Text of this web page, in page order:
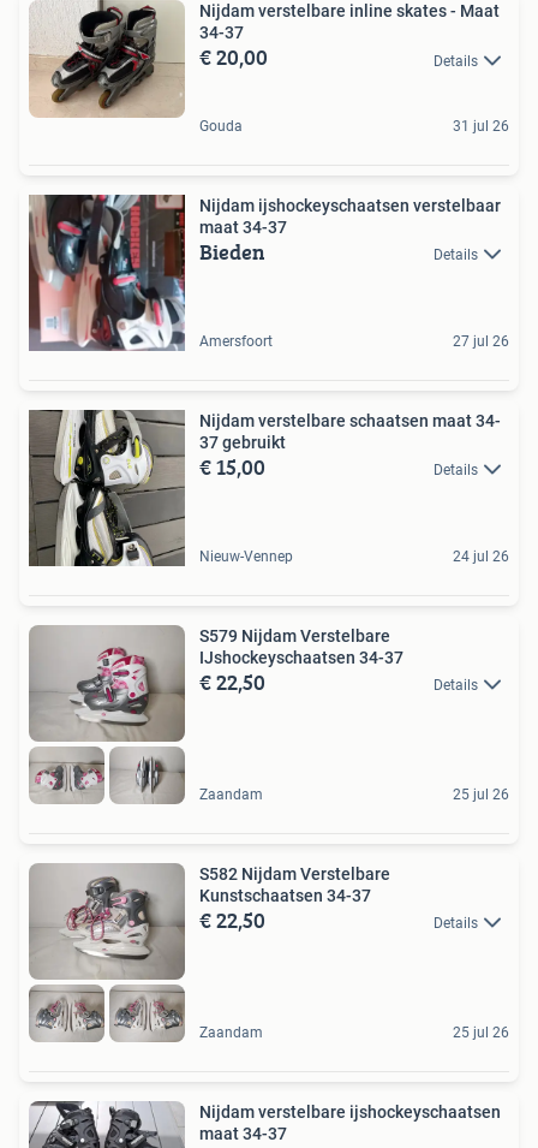
Nijdam verstelbare inline skates - Maat
34-37
€ 20,00 Details
Gouda 31 jul 26
Nijdam ijshockeyschaatsen verstelbaar
maat 34-37
Bieden Details
Amersfoort 27 jul 26
Nijdam verstelbare schaatsen maat 34-
37 gebruikt
€ 15,00 Details
Nieuw-Vennep 24 jul 26
S579 Nijdam Verstelbare
IJshockeyschaatsen 34-37
€ 22,50 Details
Zaandam 25 jul 26
S582 Nijdam Verstelbare
Kunstschaatsen 34-37
€ 22,50 Details
Zaandam 25 jul 26
Nijdam verstelbare ijshockeyschaatsen
maat 34-37